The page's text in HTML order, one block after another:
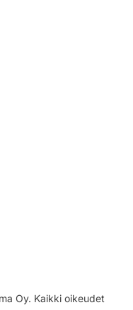
Oy. Kaikki oikeudet